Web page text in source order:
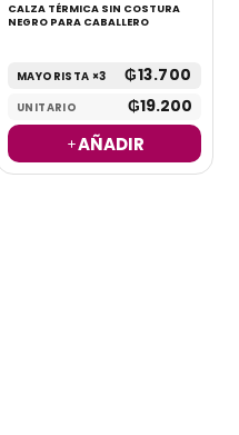
CALZA TÉRMICA SIN COSTURA
NEGRO PARA CABALLERO
MAYORISTA ×3 ₲13.700
UNITARIO ₲19.200
AÑADIR